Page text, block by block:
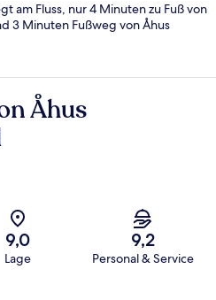
am Fluss, nur 4 Minuten zu Fuß von
3 Minuten Fußweg von Åhus
Åhus
9,0
Lage
9,2
Personal & Service